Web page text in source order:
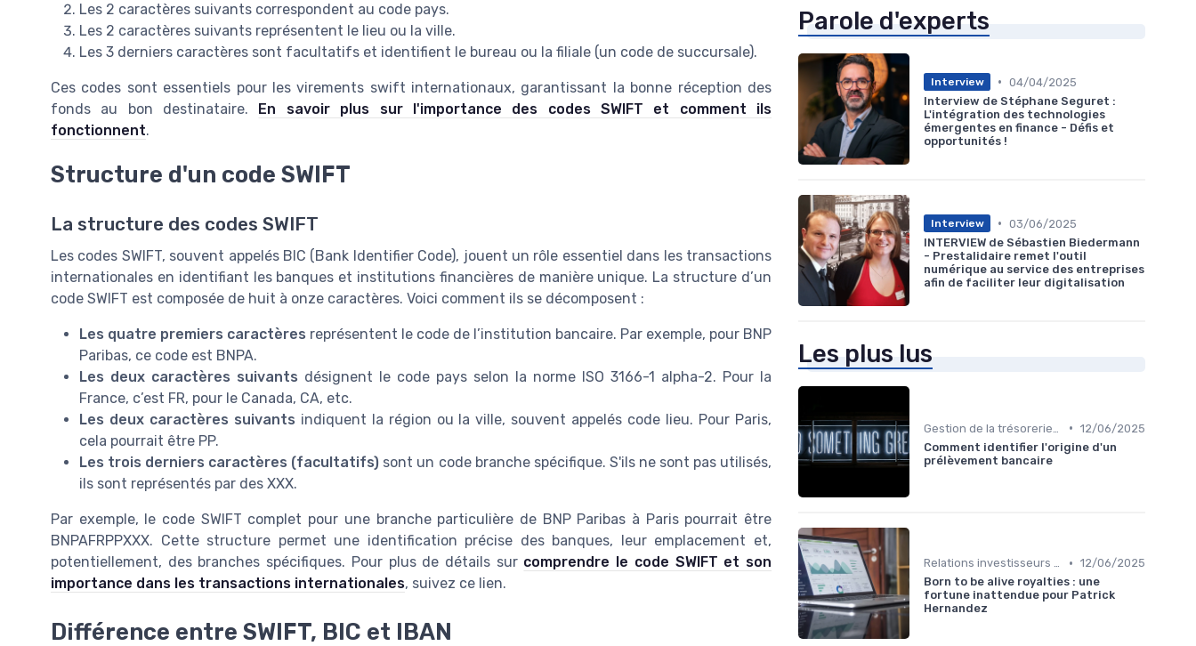
Les 2 caractères suivants correspondent au code pays.
Les 2 caractères suivants représentent le lieu ou la ville.
Les 3 derniers caractères sont facultatifs et identifient le bureau ou la filiale (un code de succursale).
Ces codes sont essentiels pour les virements swift internationaux, garantissant la bonne réception des
fonds au bon destinataire. En savoir plus sur l'importance des codes SWIFT et comment ils
fonctionnent.
Structure d'un code SWIFT
La structure des codes SWIFT
Les codes SWIFT, souvent appelés BIC (Bank Identifier Code), jouent un rôle essentiel dans les transactions
internationales en identifiant les banques et institutions financières de manière unique. La structure d’un
code SWIFT est composée de huit à onze caractères. Voici comment ils se décomposent :
Les quatre premiers caractères représentent le code de l’institution bancaire. Par exemple, pour BNP
Paribas, ce code est BNPA.
Les deux caractères suivants désignent le code pays selon la norme ISO 3166-1 alpha-2. Pour la
France, c’est FR, pour le Canada, CA, etc.
Les deux caractères suivants indiquent la région ou la ville, souvent appelés code lieu. Pour Paris,
cela pourrait être PP.
Les trois derniers caractères (facultatifs) sont un code branche spécifique. S'ils ne sont pas utilisés,
ils sont représentés par des XXX.
Par exemple, le code SWIFT complet pour une branche particulière de BNP Paribas à Paris pourrait être
BNPAFRPPXXX. Cette structure permet une identification précise des banques, leur emplacement et,
potentiellement, des branches spécifiques. Pour plus de détails sur comprendre le code SWIFT et son
importance dans les transactions internationales, suivez ce lien.
Différence entre SWIFT, BIC et IBAN
Parole d'experts
Interview • 04/04/2025
Interview de Stéphane Seguret :
L'intégration des technologies
émergentes en finance - Défis et
opportunités !
Interview • 03/06/2025
INTERVIEW de Sébastien Biedermann
- Prestalidaire remet l'outil
numérique au service des entreprises
afin de faciliter leur digitalisation
Les plus lus
• 12/06/2025
Comment identifier l'origine d'un
prélèvement bancaire
Relations investisseurs & actionnaires • 12/06/2025
Born to be alive royalties : une
fortune inattendue pour Patrick
Hernandez